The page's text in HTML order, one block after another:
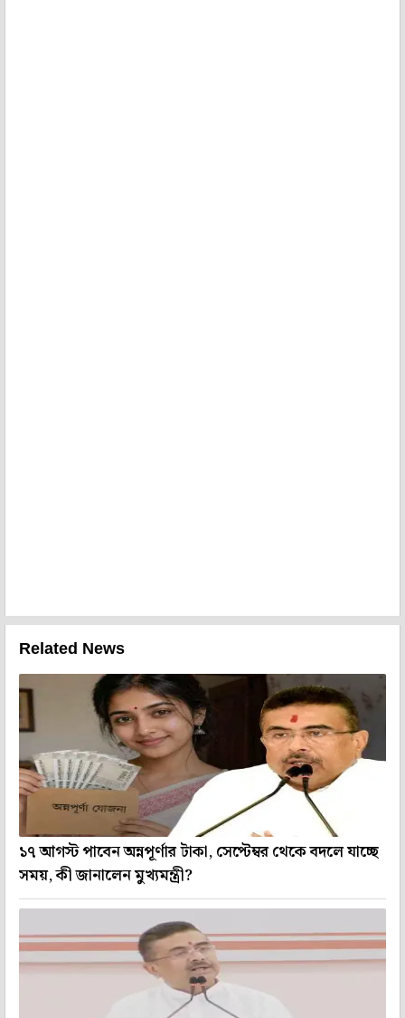
Related News
১৭ আগস্ট পাবেন অন্নপূর্ণার টাকা, সেপ্টেম্বর থেকে বদলে যাচ্ছে
সময়, কী জানালেন মুখ্যমন্ত্রী?